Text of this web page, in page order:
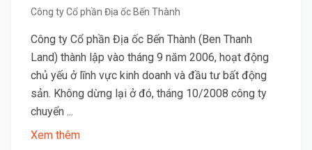
Công ty Cổ phần Địa ốc Bến Thành
Công ty Cổ phần Địa ốc Bến Thành (Ben Thanh
Land) thành lập vào tháng 9 năm 2006, hoạt động
chủ yếu ở lĩnh vực kinh doanh và đầu tư bất động
sản. Không dừng lại ở đó, tháng 10/2008 công ty
chuyển ...
Xem thêm